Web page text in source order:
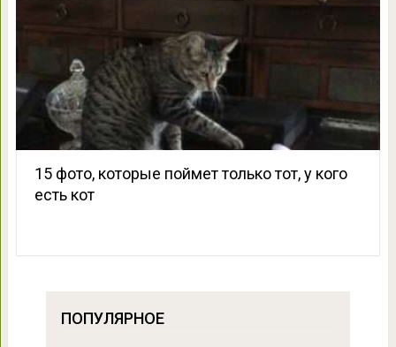
15 фото, которые поймет только тот, у кого
есть кот
ПОПУЛЯРНОЕ